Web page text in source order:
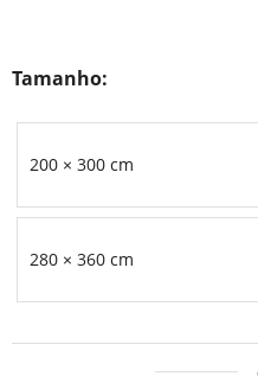
Tamanho:
200 × 300 cm
280 × 360 cm